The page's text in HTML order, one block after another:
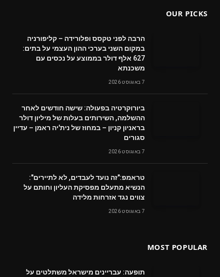
OUR PICKS
הרבה לפני טקסס ופלורידה – קליפורניה
במקום השני בערכי ההון העצמי על בתים:
627 אלף דולר בממוצע על נכסים עם
משכנתא
7 באוגוסט 2026
ביורוקרטיה בפעולה: שישה חודשים לאחר
ההשלמה, השירותים בעלות של מיליון דולר
בראניון קניון – במחוז של נית'יה ראמן – עדיין
סגורים
7 באוגוסט 2026
טראמפ:"זה נועד לעבדים, לא לתיירים":
הנשיא מתעלם מפסיקת העליון וחותם על
צווים נגד אזרחות מלידה
7 באוגוסט 2026
MOST POPULAR
תופעה: עבריינים מישראל משתלטים על